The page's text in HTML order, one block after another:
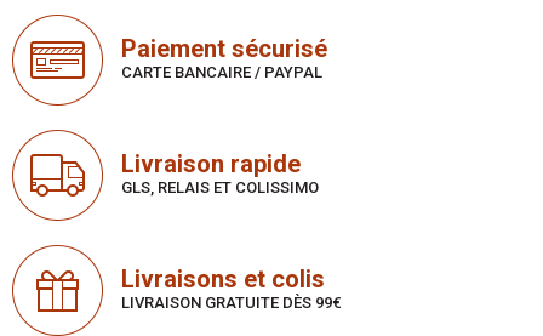
Paiement sécurisé
CARTE BANCAIRE / PAYPAL
Livraison rapide
GLS, RELAIS ET COLISSIMO
Livraisons et colis
LIVRAISON GRATUITE DÈS 99€